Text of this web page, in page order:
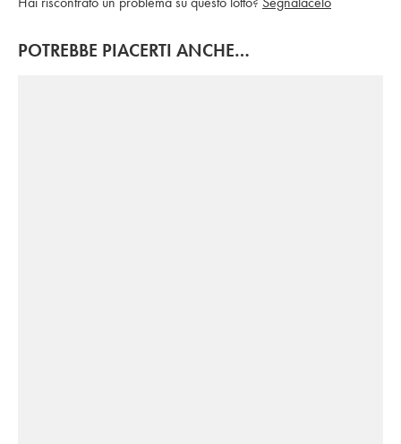
POTREBBE PIACERTI ANCHE…